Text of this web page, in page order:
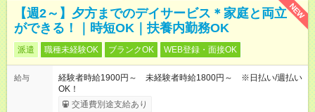
NEW
【週2～】夕方までのデイサービス＊家庭と両立
ができる！｜時短OK｜扶養内勤務OK
派遣 職種未経験OK ブランクOK WEB登録・面接OK
給与
経験者時給1900円～ 未経験者時給1800円～ ※日払い/週払い
OK！
交通費別途支給あり